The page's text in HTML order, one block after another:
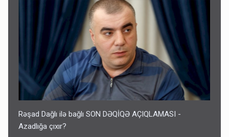
Rəşad Dağlı ilə bağlı SON DƏQİQƏ AÇIQLAMASI -
Azadlığa çıxır?